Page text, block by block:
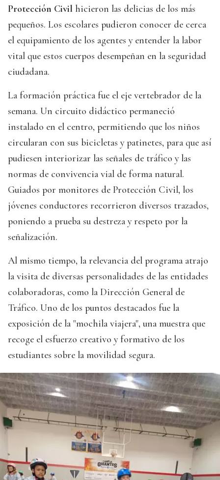
Protección Civil hicieron las delicias de los más
pequeños. Los escolares pudieron conocer de cerca
el equipamiento de los agentes y entender la labor
vital que estos cuerpos desempeñan en la seguridad
ciudadana.
La formación práctica fue el eje vertebrador de la
semana. Un circuito didáctico permaneció
instalado en el centro, permitiendo que los niños
circularan con sus bicicletas y patinetes, para que así
pudiesen interiorizar las señales de tráfico y las
normas de convivencia vial de forma natural.
Guiados por monitores de Protección Civil, los
jóvenes conductores recorrieron diversos trazados,
poniendo a prueba su destreza y respeto por la
señalización.
Al mismo tiempo, la relevancia del programa atrajo
la visita de diversas personalidades de las entidades
colaboradoras, como la Dirección General de
Tráfico. Uno de los puntos destacados fue la
exposición de la "mochila viajera", una muestra que
recoge el esfuerzo creativo y formativo de los
estudiantes sobre la movilidad segura.